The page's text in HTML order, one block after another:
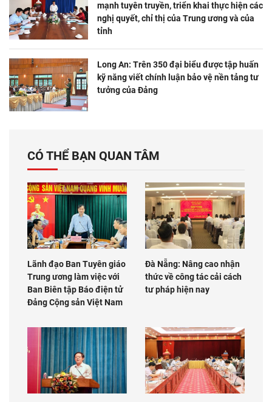
mạnh tuyên truyền, triển khai thực hiện các
nghị quyết, chỉ thị của Trung ương và của
tỉnh
Long An: Trên 350 đại biểu được tập huấn
kỹ năng viết chính luận bảo vệ nền tảng tư
tưởng của Đảng
CÓ THỂ BẠN QUAN TÂM
Lãnh đạo Ban Tuyên giáo
Trung ương làm việc với
Ban Biên tập Báo điện tử
Đảng Cộng sản Việt Nam
Đà Nẵng: Nâng cao nhận
thức về công tác cải cách
tư pháp hiện nay